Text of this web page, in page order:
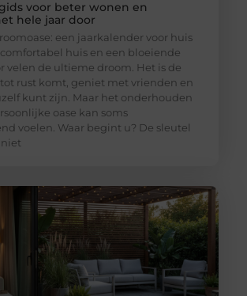
voor beter wonen en
hele jaar door
een jaarkalender voor huis
huis en een bloeiende
velen de ultieme droom. Het is de
rust komt, geniet met vrienden en
kunt zijn. Maar het onderhouden
oase kan soms
voelen. Waar begint u? De sleutel
niet